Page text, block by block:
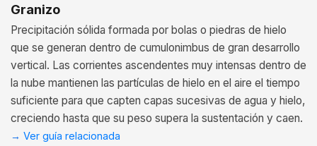
Granizo
Precipitación sólida formada por bolas o piedras de hielo
que se generan dentro de cumulonimbus de gran desarrollo
vertical. Las corrientes ascendentes muy intensas dentro de
la nube mantienen las partículas de hielo en el aire el tiempo
suficiente para que capten capas sucesivas de agua y hielo,
creciendo hasta que su peso supera la sustentación y caen.
→ Ver guía relacionada